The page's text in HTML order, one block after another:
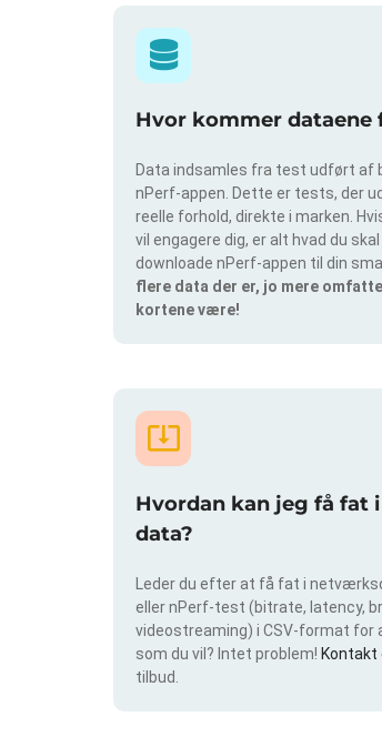
Hvor kommer dataene
Data indsamles fra test udført af
nPerf-appen. Dette er tests, der
reelle forhold, direkte i marken.
vil engagere dig, er alt hvad du
downloade nPerf-appen til din
flere data der er, jo mere
kortene være!
Hvordan kan jeg få fat i
data?
Leder du efter at få fat i
eller nPerf-test (bitrate, latency,
videostreaming) i CSV-format for
som du vil? Intet problem! Kontakt
tilbud.